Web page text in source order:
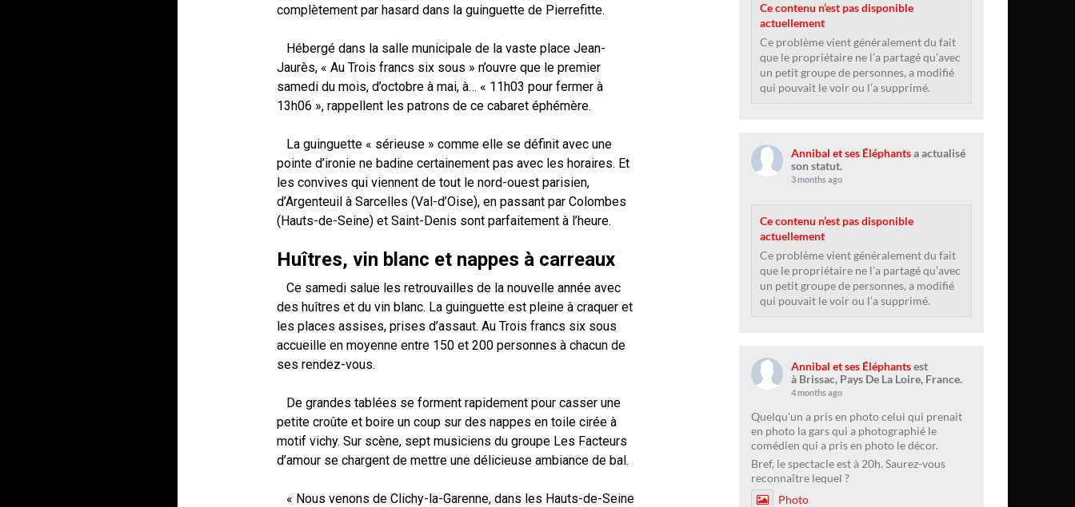
complètement par hasard dans la guinguette de Pierrefitte.
Hébergé dans la salle municipale de la vaste place Jean-
Jaurès, « Au Trois francs six sous » n’ouvre que le premier
samedi du mois, d’octobre à mai, à… « 11h03 pour fermer à
13h06 », rappellent les patrons de ce cabaret éphémère.
La guinguette « sérieuse » comme elle se définit avec une
pointe d’ironie ne badine certainement pas avec les horaires. Et
les convives qui viennent de tout le nord-ouest parisien,
d’Argenteuil à Sarcelles (Val-d’Oise), en passant par Colombes
(Hauts-de-Seine) et Saint-Denis sont parfaitement à l’heure.
Huîtres, vin blanc et nappes à carreaux
Ce samedi salue les retrouvailles de la nouvelle année avec
des huîtres et du vin blanc. La guinguette est pleine à craquer et
les places assises, prises d’assaut. Au Trois francs six sous
accueille en moyenne entre 150 et 200 personnes à chacun de
ses rendez-vous.
De grandes tablées se forment rapidement pour casser une
petite croûte et boire un coup sur des nappes en toile cirée à
motif vichy. Sur scène, sept musiciens du groupe Les Facteurs
d’amour se chargent de mettre une délicieuse ambiance de bal.
« Nous venons de Clichy-la-Garenne, dans les Hauts-de-Seine
Ce contenu n’est pas disponible
actuellement
Ce problème vient généralement du fait
que le propriétaire ne l’a partagé qu’avec
un petit groupe de personnes, a modifié
qui pouvait le voir ou l’a supprimé.
Annibal et ses Éléphantsa actualisé
son statut.
3 months ago
Ce contenu n’est pas disponible
actuellement
Ce problème vient généralement du fait
que le propriétaire ne l’a partagé qu’avec
un petit groupe de personnes, a modifié
qui pouvait le voir ou l’a supprimé.
Annibal et ses Éléphantsest
à Brissac, Pays De La Loire, France.
4 months ago
Quelqu'un a pris en photo celui qui prenait
en photo la gars qui a photographié le
comédien qui a pris en photo le décor.
Bref, le spectacle est à 20h. Saurez-vous
reconnaître lequel ?
Photo